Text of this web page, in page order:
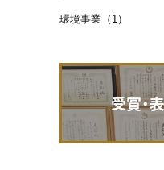
環境事業（1）